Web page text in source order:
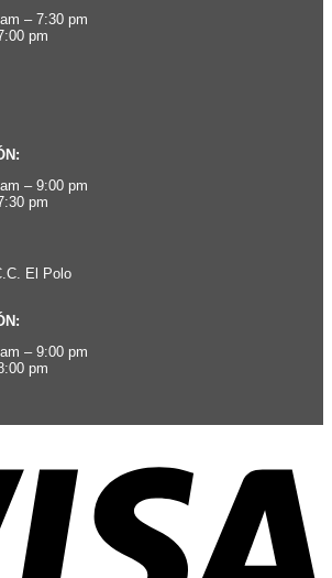
– 7:30 pm
pm
– 9:00 pm
pm
El Polo
– 9:00 pm
pm